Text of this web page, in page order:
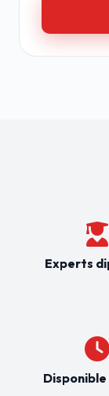
Experts